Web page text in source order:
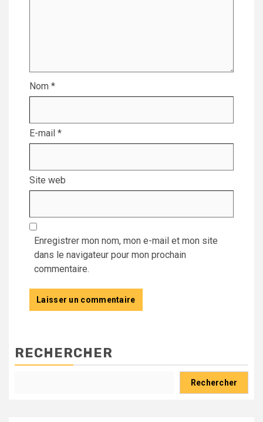
Nom *
E-mail *
Site web
Enregistrer mon nom, mon e-mail et mon site
dans le navigateur pour mon prochain
commentaire.
RECHERCHER
Rechercher